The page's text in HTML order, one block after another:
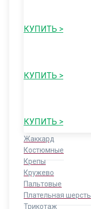
КУПИТЬ >
КУПИТЬ >
КУПИТЬ >
Жаккард
Костюмные
Крепы
Кружево
Пальтовые
Плательная шерсть
Трикотаж